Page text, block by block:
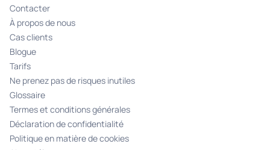
Contacter
À propos de nous
Cas clients
Blogue
Tarifs
Ne prenez pas de risques inutiles
Glossaire
Termes et conditions générales
Déclaration de confidentialité
Politique en matière de cookies